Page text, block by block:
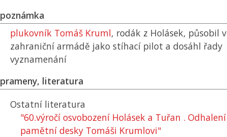
poznámka
plukovník Tomáš Kruml, rodák z Holásek, působil v
zahraniční armádě jako stíhací pilot a dosáhl řady
vyznamenání
prameny, literatura
Ostatní literatura
"60.výročí osvobození Holásek a Tuřan . Odhalení
pamětní desky Tomáši Krumlovi"